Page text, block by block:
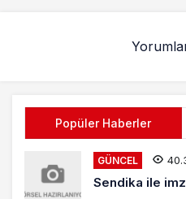
Popüler Haberler
GÜNCEL
Sendika ile